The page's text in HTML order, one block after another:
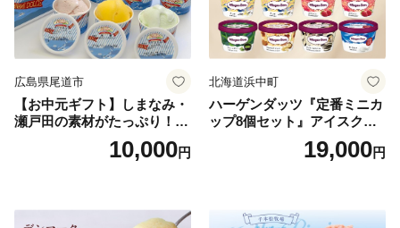
広島県尾道市
【お中元ギフト】しまなみ・
瀬戸田の素材がたっぷり！ジ
10,000円
北海道浜中町
ハーゲンダッツ『定番ミニカ
ップ8個セット』アイスクリ
ーム アイス スイーツ デザー
19,000円